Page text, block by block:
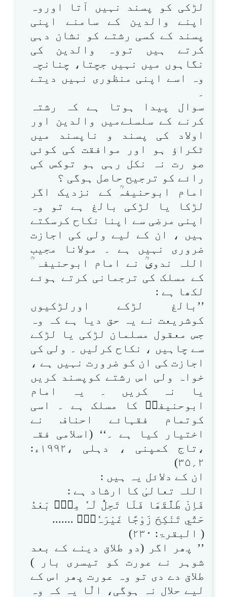
لڑکی کو پسند نہیں آتا اوروہ
اپنے والدین کے سامنے اپنی
پسند کے کسی رشتے کو نشان دہی
کرتے ہیں تووہ والدین کی
نگاہوں میں نہیں جچتا، چنانچہ
وہ اسے اپنی منظوری نہیں دیتے
۔
سوال پیدا ہوتا ہے کہ رشتہ
کرنے کے سلسلےمیں والدین اور
اولاد کی پسند و ناپسند میں
ٹکراؤ ہو اور موافقت کی کوئی
صو رت نہ نکل رہی ہو توکس کی
رائے کو ترجیح حاصل ہوگی ؟
امام ابوحنیفہؒ کے نزدیک اگر
لڑکا یا لڑکی بالغ ہے تو وہ
اپنی مرضی سے اپنا نکاح کرسکتے
ہیں ، ان کے لیے ولی کی اجازت
ضروری نہیں ہے ۔ مولانا مجیب
اللہ ندویؒ نے امام ابوحنیفہ ؒ
کے مسلک کی ترجمانی کرتے ہوئے
لکھا ہے :
’’بالغ لڑکے اورلڑکیوں
کوشریعت نے یہ حق دیا ہے کہ وہ
جس معقول مسلمان لڑکی یا لڑکے
سے چاہیں ، نکاح کرلیں ۔ ولی کی
اجازت کی ان کو ضرورت نہیں ہے ،
خواہ ولی اس رشتے کوپسند کریں
یا نہ کریں ۔ یہ امام
ابوحنیفہؒ کا مسلک ہے ۔ اسی
کوتمام فقہائے احناف نے
اختیار کیا ہے ۔‘‘ (اسلامی فقہ
،تاج کمپنی ، دہلی ،۱۹۹۲ء:
۲؍۳۵)
ان کے دلائل یہ ہیں :
اللہ تعالیٰ کا ارشاد ہے :
فَاِنْ طَلَّقَھَا فَلَا تَحِلُّ لَہٗ مِنْۢ بَعْدُ
حَتّٰي تَنْكِحَ زَوْجًا غَيْرَہٗ۝۰ۭ .......
( البقرۃ: ۲۳۰)
’’ پھر اگر (دو طلاق دینے کے بعد
شوہر نے عورت کو تیسری بار )
طلاق دے دی تو وہ عورت پھر اس کے
لیے حلال نہ ہوگی، الّا یہ کہ وہ